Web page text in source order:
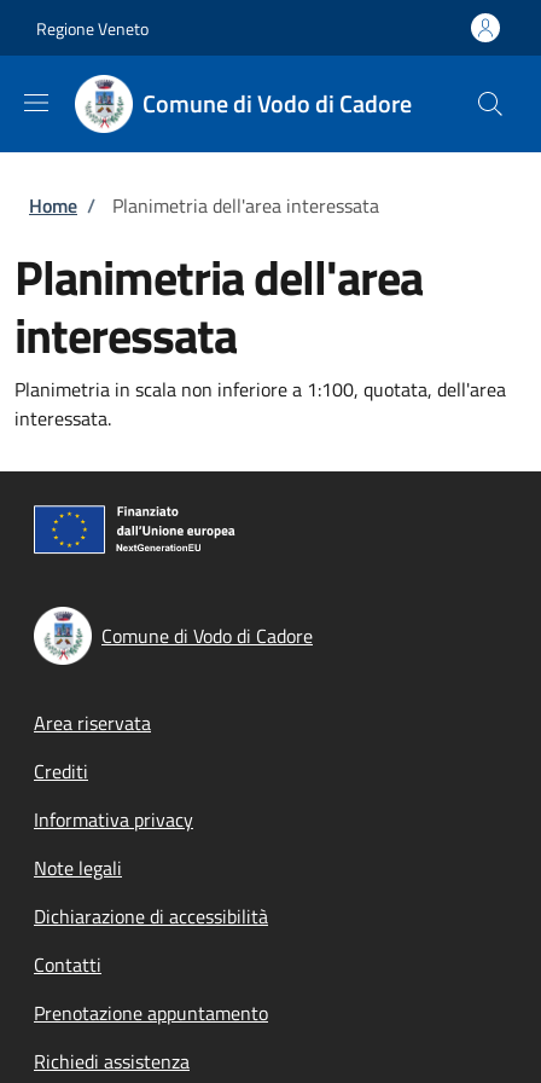
Regione Veneto
Comune di Vodo di Cadore
Briciole di pane
Home / Planimetria dell'area interessata
Planimetria dell'area
interessata
Planimetria in scala non inferiore a 1:100, quotata, dell'area
interessata.
Comune di Vodo di Cadore
Footer menu
Area riservata
Crediti
Informativa privacy
Note legali
Dichiarazione di accessibilità
Contatti
Prenotazione appuntamento
Richiedi assistenza